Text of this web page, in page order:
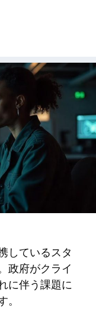
しているスタ
政府がクライ
に伴う課題に